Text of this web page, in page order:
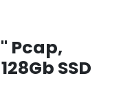
Pcap,
SSD